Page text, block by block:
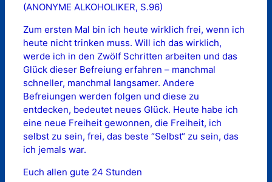
(ANONYME ALKOHOLIKER, S.96)
Zum ersten Mal bin ich heute wirklich frei, wenn ich
heute nicht trinken muss. Will ich das wirklich,
werde ich in den Zwölf Schritten arbeiten und das
Glück dieser Befreiung erfahren – manchmal
schneller, manchmal langsamer. Andere
Befreiungen werden folgen und diese zu
entdecken, bedeutet neues Glück. Heute habe ich
eine neue Freiheit gewonnen, die Freiheit, ich
selbst zu sein, frei, das beste “Selbst“ zu sein, das
ich jemals war.
Euch allen gute 24 Stunden